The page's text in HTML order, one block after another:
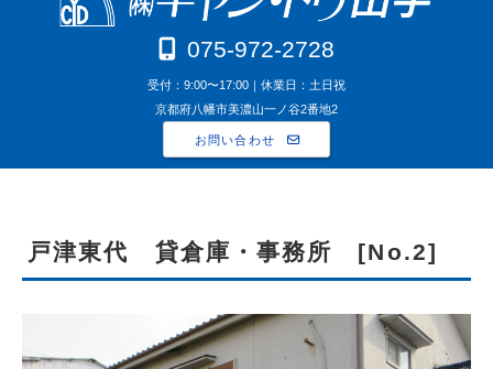
075-972-2728
受付：9:00〜17:00｜休業日：土日祝
京都府八幡市美濃山一ノ谷2番地2
お問い合わせ
戸津東代 貸倉庫・事務所 [No.2]